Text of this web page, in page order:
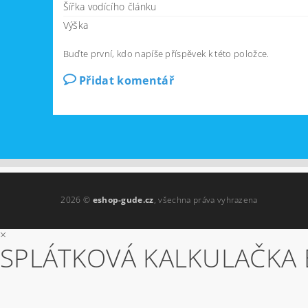
Šířka vodícího článku
Výška
Buďte první, kdo napíše příspěvek k této položce.
Přidat komentář
2026 © eshop-gude.cz, všechna práva vyhrazena
×
SPLÁTKOVÁ KALKULAČKA